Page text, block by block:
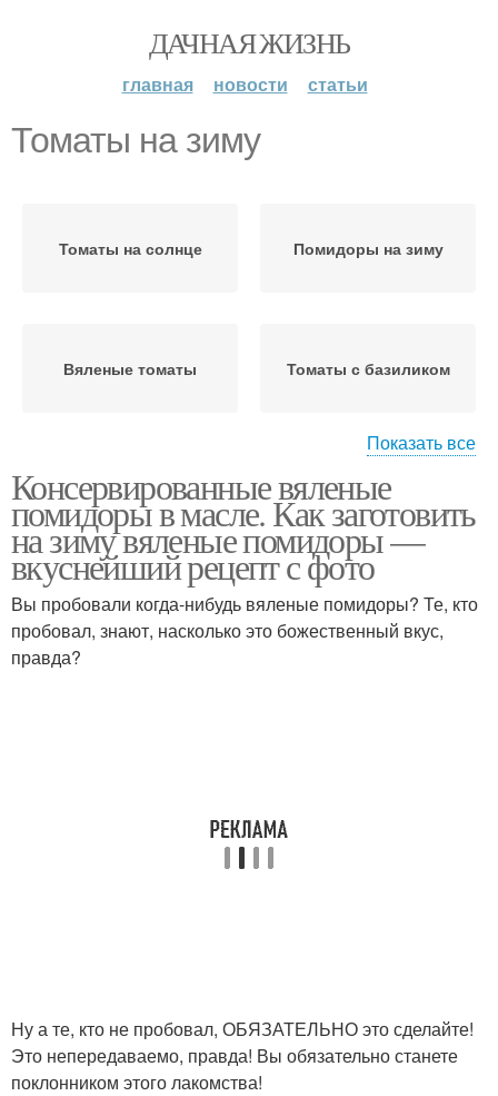
ДАЧНАЯ ЖИЗНЬ
главная новости статьи
Томаты на зиму
Томаты на солнце Помидоры на зиму
Вяленые томаты Томаты с базиликом
Острые томаты Заготовка на зиму
Показать все
Консервированные вяленые
помидоры в масле. Как заготовить
на зиму вяленые помидоры —
вкуснейший рецепт с фото
Вы пробовали когда-нибудь вяленые помидоры? Те, кто
пробовал, знают, насколько это божественный вкус,
правда?
Ну а те, кто не пробовал, ОБЯЗАТЕЛЬНО это сделайте!
Это непередаваемо, правда! Вы обязательно станете
поклонником этого лакомства!